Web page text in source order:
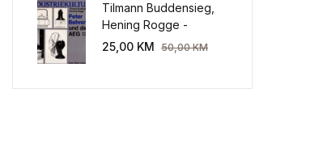
Tilmann Buddensieg,
Hening Rogge -
Industriekultur: Peter
25,00 KM 50,00KM